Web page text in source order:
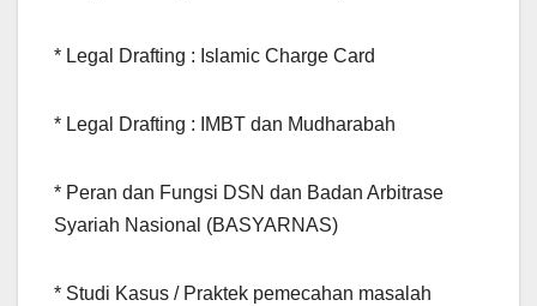
* Legal Drafting : Islamic Charge Card
* Legal Drafting : IMBT dan Mudharabah
* Peran dan Fungsi DSN dan Badan Arbitrase
Syariah Nasional (BASYARNAS)
* Studi Kasus / Praktek pemecahan masalah